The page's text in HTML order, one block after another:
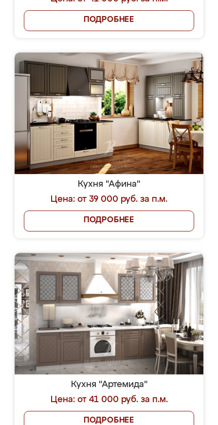
ПОДРОБНЕЕ
Кухня "Афина"
Цена: от 39 000 руб. за п.м.
ПОДРОБНЕЕ
Кухня "Артемида"
Цена: от 41 000 руб. за п.м.
ПОДРОБНЕЕ